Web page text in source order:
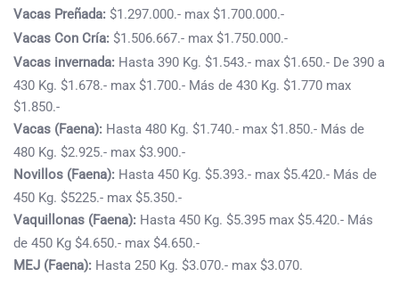
Vacas Preñada: $1.297.000.- max $1.700.000.-
Vacas Con Cría: $1.506.667.- max $1.750.000.-
Vacas invernada: Hasta 390 Kg. $1.543.- max $1.650.- De 390 a
430 Kg. $1.678.- max $1.700.- Más de 430 Kg. $1.770 max
$1.850.-
Vacas (Faena): Hasta 480 Kg. $1.740.- max $1.850.- Más de
480 Kg. $2.925.- max $3.900.-
Novillos (Faena): Hasta 450 Kg. $5.393.- max $5.420.- Más de
450 Kg. $5225.- max $5.350.-
Vaquillonas (Faena): Hasta 450 Kg. $5.395 max $5.420.- Más
de 450 Kg $4.650.- max $4.650.-
MEJ (Faena): Hasta 250 Kg. $3.070.- max $3.070.